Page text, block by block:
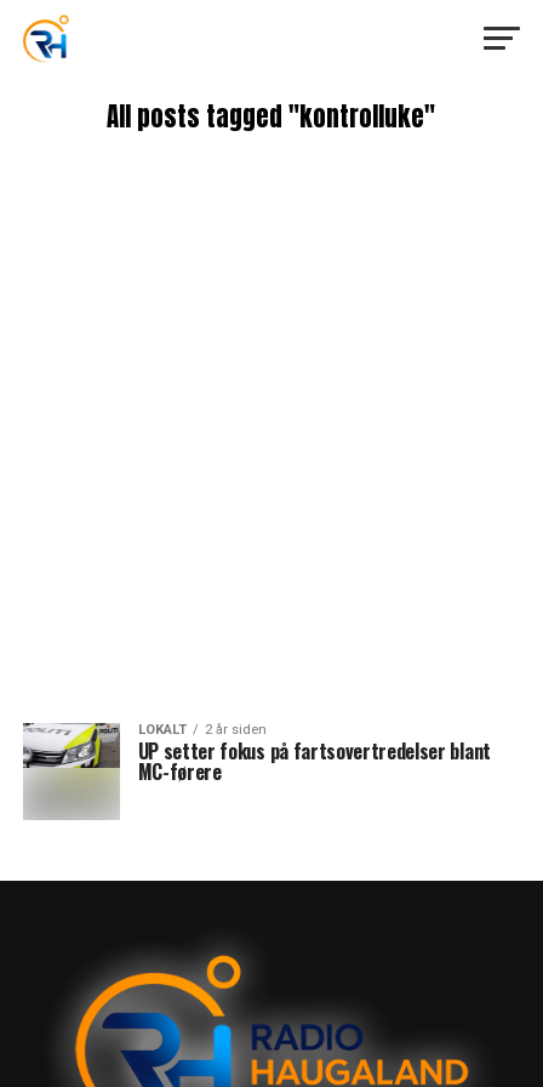
All posts tagged "kontrolluke"
LOKALT 2 år siden
UP setter fokus på fartsovertredelser blant
MC-førere